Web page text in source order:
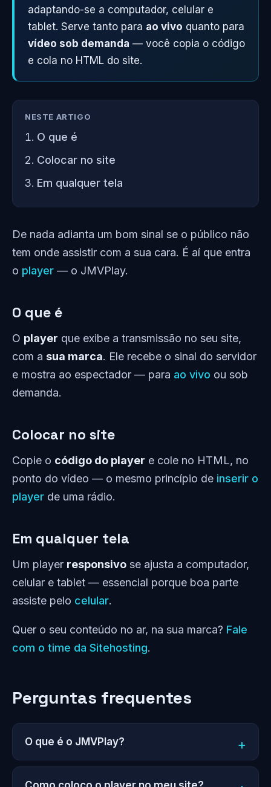
adaptando-se a computador, celular e
tablet. Serve tanto para ao vivo quanto para
vídeo sob demanda — você copia o código
e cola no HTML do site.
NESTE ARTIGO
O que é
Colocar no site
Em qualquer tela
De nada adianta um bom sinal se o público não
tem onde assistir com a sua cara. É aí que entra
o player — o JMVPlay.
O que é
O player que exibe a transmissão no seu site,
com a sua marca. Ele recebe o sinal do servidor
e mostra ao espectador — para ao vivo ou sob
demanda.
Colocar no site
Copie o código do player e cole no HTML, no
ponto do vídeo — o mesmo princípio de inserir o
player de uma rádio.
Em qualquer tela
Um player responsivo se ajusta a computador,
celular e tablet — essencial porque boa parte
assiste pelo celular.
Quer o seu conteúdo no ar, na sua marca? Fale
com o time da Sitehosting.
Perguntas frequentes
O que é o JMVPlay?